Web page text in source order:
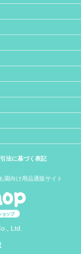
法に基づく表記
園向け用品通販サイト
Ltd.